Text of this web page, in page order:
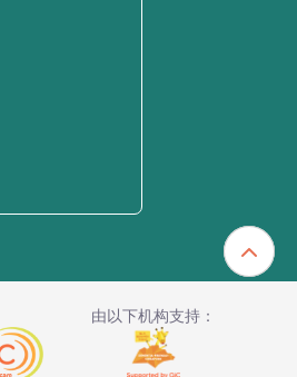
由以下机构支持：